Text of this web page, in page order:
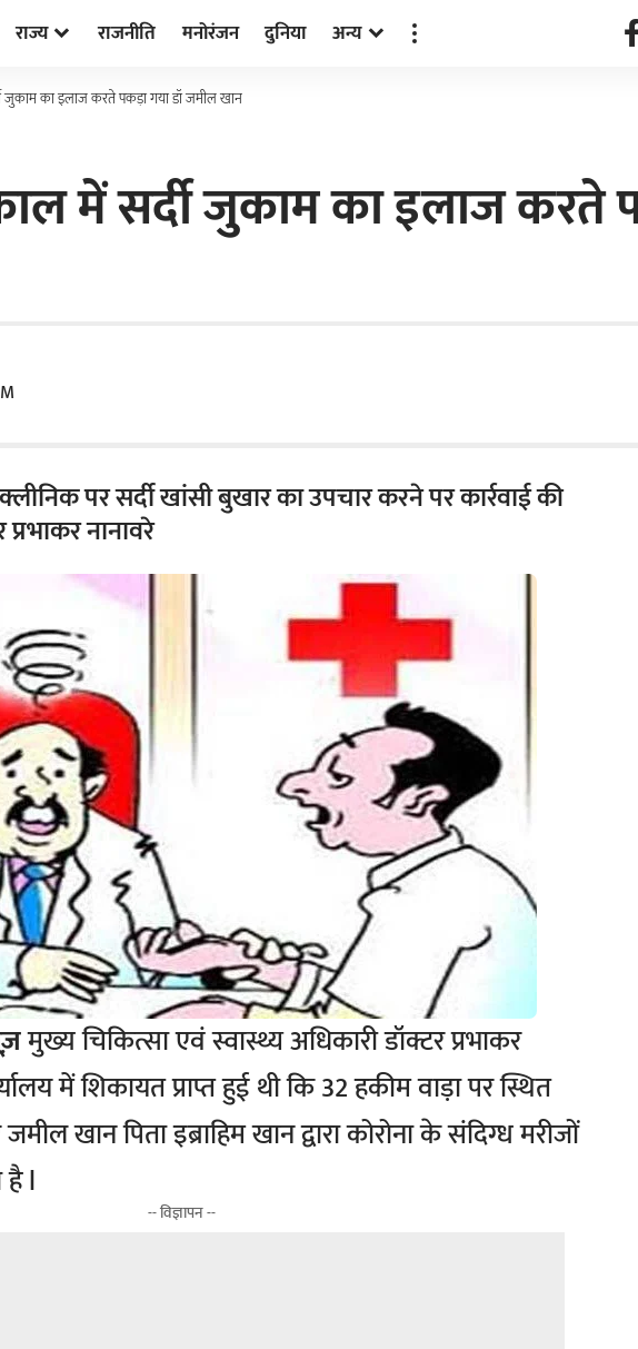
राज्य राजनीति मनोरंजन दुनिया अन्य
जुकाम का इलाज करते पकड़ा गया डॉ जमील खान
में सर्दी जुकाम का इलाज करते
पर सर्दी खांसी बुखार का उपचार करने पर कार्रवाई की
नानावरे
मुख्य चिकित्सा एवं स्वास्थ्य अधिकारी डॉक्टर प्रभाकर
में शिकायत प्राप्त हुई थी कि 32 हकीम वाड़ा पर स्थित
खान पिता इब्राहिम खान द्वारा कोरोना के संदिग्ध मरीजों
है l
-- विज्ञापन --